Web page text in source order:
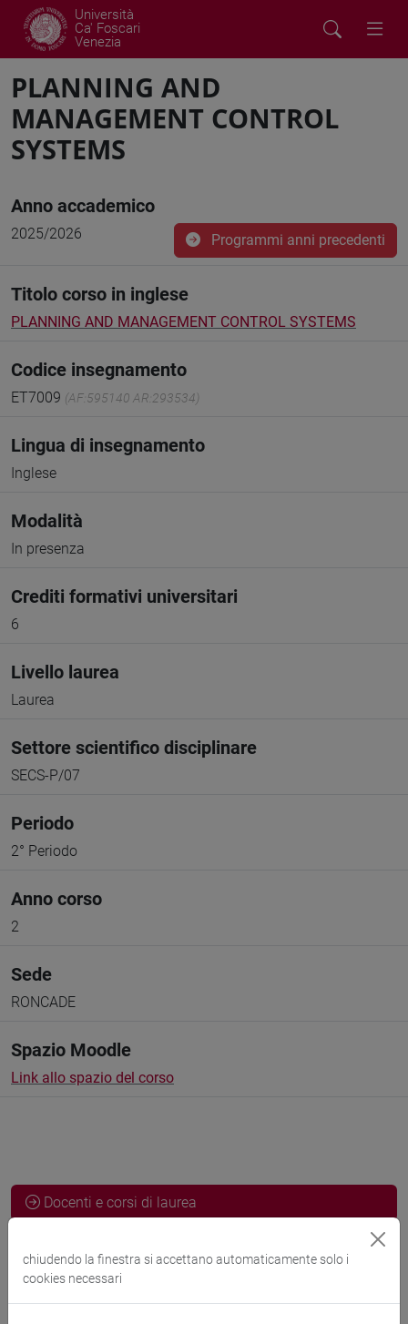
Università
Ca' Foscari
Venezia
PLANNING AND
MANAGEMENT CONTROL
SYSTEMS
Anno accademico
2025/2026 Programmi anni precedenti
Titolo corso in inglese
PLANNING AND MANAGEMENT CONTROL SYSTEMS
Codice insegnamento
ET7009 (AF:595140 AR:293534)
Lingua di insegnamento
Inglese
Modalità
In presenza
Crediti formativi universitari
6
Livello laurea
Laurea
Settore scientifico disciplinare
SECS-P/07
Periodo
2° Periodo
Anno corso
2
Sede
RONCADE
Spazio Moodle
Link allo spazio del corso
Docenti e corsi di laurea
Docenti
chiudendo la finestra si accettano automaticamente solo i
cookies necessari